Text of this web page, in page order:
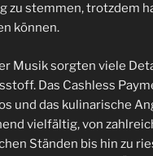
zu stemmen, trotzdem
können.
Musik sorgten viele
Das Cashless
und das kulinarische
vielfältig, von
Ständen bis hin zu